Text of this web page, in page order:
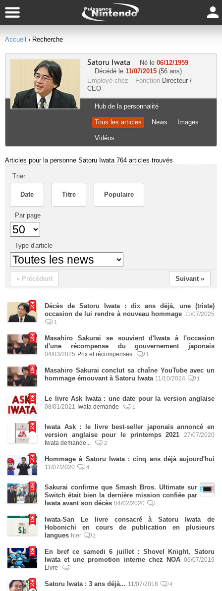
Accueil › Recherche
Satoru Iwata Né le 06/12/1959
Décédé le 11/07/2015 (56 ans)
Employé chez
Fonction Directeur /
CEO
Hub de la personnalité
Tous les articles News Images
Vidéos
Articles pour la personne Satoru Iwata 764 articles trouvés
Trier
Date Titre Populaire
Par page
Type d'article
« Précédent Suivant »
Décès de Satoru Iwata : dix ans déjà, une (triste)
occasion de lui rendre à nouveau hommage 11/07/2025
1
Masahiro Sakurai se souvient d'Iwata à l'occasion
d'une récompense du gouvernement japonais
04/03/2025 Prix et récompenses 1
Masahiro Sakurai conclut sa chaîne YouTube avec un
hommage émouvant à Satoru Iwata 11/10/2024 1
Le livre Ask Iwata : une date pour la version anglaise
08/01/2021 Iwata demande 1
Iwata Ask : le livre best-seller japonais annoncé en
version anglaise pour le printemps 2021
27/07/2020
Iwata demande...
2
Hommage à Satoru Iwata : cinq ans déjà aujourd'hui
11/07/2020 4
Sakurai confirme que Smash Bros. Ultimate sur
Switch était bien la dernière mission confiée par
Iwata avant son décès 04/02/2020
Iwata-San Le livre consacré à Satoru Iwata de
Hobonichi en cours de publication en plusieurs
langues hier 2
En bref ce samedi 6 juillet : Shovel Knight, Satoru
Iwata et une promotion interne chez NOA 06/07/2019
Livre
Satoru Iwata : 3 ans déjà... 11/07/2018 4